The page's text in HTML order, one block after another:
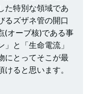
た特別な領域であ
るズザネ管の開口
(オーブ核)である事
と「生命電流」
にとってそこが最
ると思います。